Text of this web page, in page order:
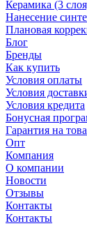
Керамика (3
Нанесение
Плановая
Блог
Бренды
Как купить
Условия оплаты
Условия
Условия кредита
Бонусная
Гарантия на
Опт
Компания
О компании
Новости
Отзывы
Контакты
Контакты